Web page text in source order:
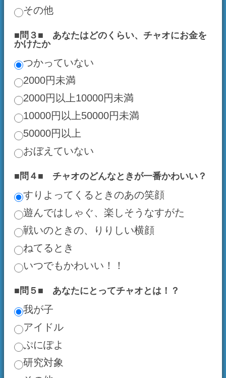
50000円以上
■問４■ チャオのどんなときが一番かわいい？
遊んではしゃぐ、楽しそうなすがた
戦いのときの、りりしい横顔
いつでもかわいい！！
■問５■ あなたにとってチャオとは！？
我が子
アイドル
ぷにぽよ
研究対象